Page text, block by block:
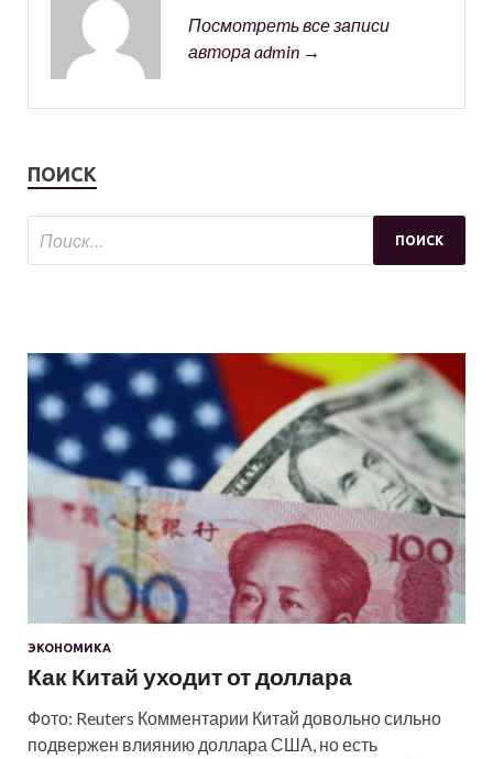
Посмотреть все записи
автора admin →
ПОИСК
ЭКОНОМИКА
Как Китай уходит от доллара
Фото: Reuters Комментарии Китай довольно сильно
подвержен влиянию доллара США, но есть